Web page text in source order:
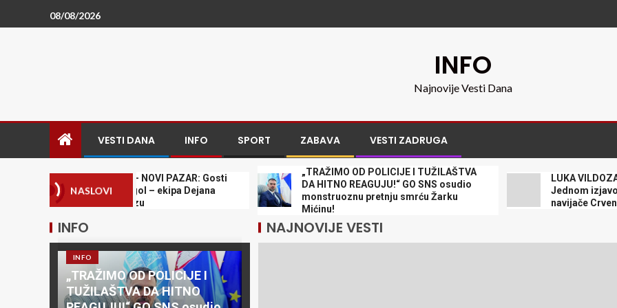
08/08/2026
INFO
Najnovije Vesti Dana
VESTI DANA INFO SPORT ZABAVA VESTI ZADRUGA
NASLOVI
CRVENA ZVEZDA – NOVI PAZAR: Gosti
promašili prazan gol – ekipa Dejana
Stankovića u oprezu
„TRAŽIMO OD POLICIJE I TUŽILAŠTVA
DA HITNO REAGUJU!“ GO SNS osudio
monstruoznu pretnju smrću Žarku
Mićinu!
LUKA VILDOZA
Jednom izjavom je
navijače Crvene
INFO
INFO
„TRAŽIMO OD POLICIJE I
TUŽILAŠTVA DA HITNO
NAJNOVIJE VESTI